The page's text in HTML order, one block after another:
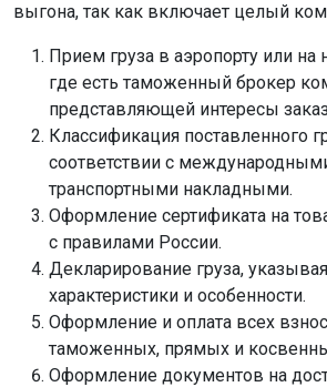
выгона, так как включает целый
Прием груза в аэропорту или на
где есть таможенный брокер
представляющей интересы
Классификация поставленного
соответствии с
транспортными накладными.
Оформление сертификата на
с правилами России.
Декларирование груза,
характеристики и особенности.
Оформление и оплата всех
таможенных, прямых и
Оформление документов на